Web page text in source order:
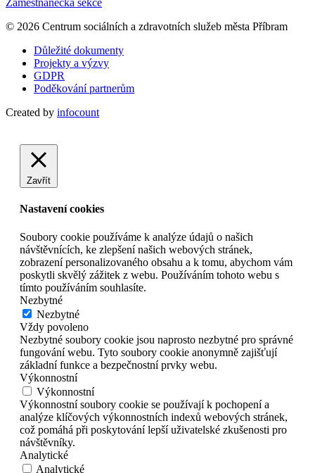
Zaměstnanecká sekce
© 2026 Centrum sociálních a zdravotních služeb města Příbram
Důležité dokumenty
Projekty a výzvy
GDPR
Poděkování partnerům
Created by infocount
Zavřít
Nastavení cookies
Soubory cookie používáme k analýze údajů o našich
návštěvnících, ke zlepšení našich webových stránek,
zobrazení personalizovaného obsahu a k tomu, abychom vám
poskytli skvělý zážitek z webu. Používáním tohoto webu s
tímto používáním souhlasíte.
Nezbytné
Nezbytné
Vždy povoleno
Nezbytné soubory cookie jsou naprosto nezbytné pro správné
fungování webu. Tyto soubory cookie anonymně zajišťují
základní funkce a bezpečnostní prvky webu.
Výkonnostní
Výkonnostní
Výkonnostní soubory cookie se používají k pochopení a
analýze klíčových výkonnostních indexů webových stránek,
což pomáhá při poskytování lepší uživatelské zkušenosti pro
návštěvníky.
Analytické
Analytické